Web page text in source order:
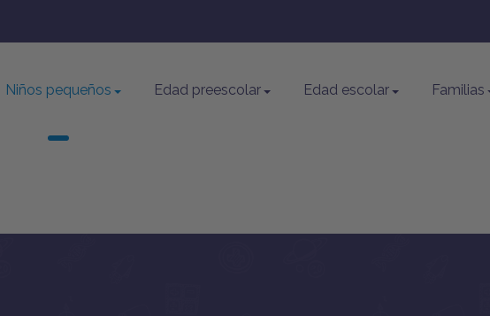
Niños pequeños Edad preescolar Edad escolar Familias